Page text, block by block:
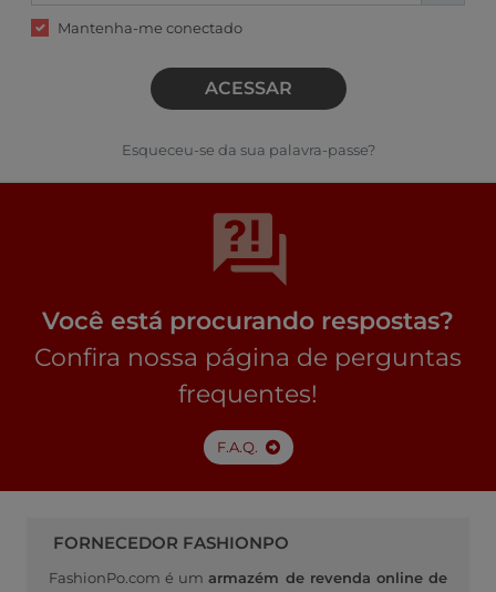
Mantenha-me conectado
ACESSAR
Esqueceu-se da sua palavra-passe?
Você está procurando respostas?
Confira nossa página de perguntas
frequentes!
F.A.Q.
FORNECEDOR FASHIONPO
FashionPo.com é umarmazém de revenda online de